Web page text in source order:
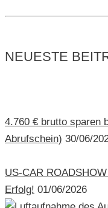
NEUESTE
4.760 € brutto sparen
Abrufschein) 30/06/
US-CAR
Erfolg! 01/06/2026